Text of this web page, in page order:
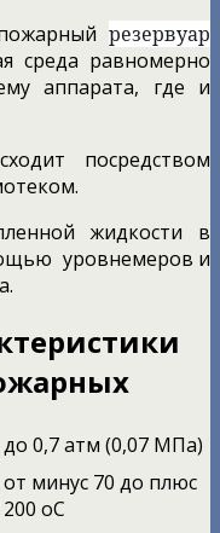
резервуар
среда равномерно
аппарата, где и
посредством
жидкости в
уровнемеров и
до 0,7 атм (0,07 МПа)
от минус 70 до плюс
200 оС